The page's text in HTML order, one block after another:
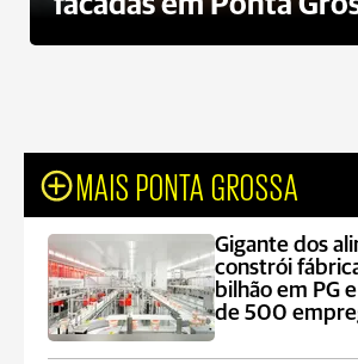
MAIS PONTA GROSSA
Gigante dos
constrói
bilhão em PG
de 500